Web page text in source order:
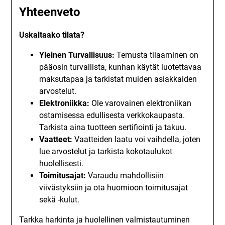
Yhteenveto
Uskaltaako tilata?
Yleinen Turvallisuus: Temusta tilaaminen on
pääosin turvallista, kunhan käytät luotettavaa
maksutapaa ja tarkistat muiden asiakkaiden
arvostelut.
Elektroniikka: Ole varovainen elektroniikan
ostamisessa edullisesta verkkokaupasta.
Tarkista aina tuotteen sertifiointi ja takuu.
Vaatteet: Vaatteiden laatu voi vaihdella, joten
lue arvostelut ja tarkista kokotaulukot
huolellisesti.
Toimitusajat: Varaudu mahdollisiin
viivästyksiin ja ota huomioon toimitusajat
sekä -kulut.
Tarkka harkinta ja huolellinen valmistautuminen